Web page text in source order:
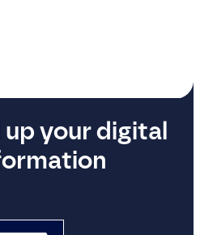
up your digital